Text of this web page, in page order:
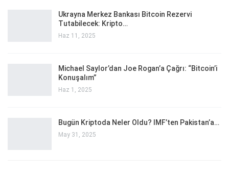
Ukrayna Merkez Bankası Bitcoin Rezervi
Tutabilecek: Kripto…
Haz 11, 2025
Michael Saylor’dan Joe Rogan’a Çağrı: “Bitcoin’i
Konuşalım”
Haz 1, 2025
Bugün Kriptoda Neler Oldu? IMF’ten Pakistan’a…
May 31, 2025